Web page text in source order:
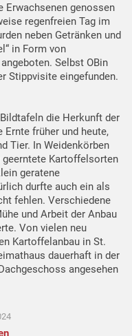
Erwachsenen genossen
regenfreien Tag im
neben Getränken und
in Form von
Selbst OBin
Stippvisite eingefunden.
die Herkunft der
Ernte früher und heute,
Tier. In Weidenkörben
geerntete Kartoffelsorten
geratene
durfte auch ein als
fehlen. Verschiedene
und Arbeit der Anbau
Von vielen neu
Kartoffelanbau in St.
dauerhaft in der
angesehen